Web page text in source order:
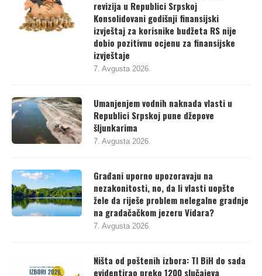
revizija u Republici Srpskoj
Konsolidovani godišnji finansijski
izvještaj za korisnike budžeta RS nije
dobio pozitivnu ocjenu za finansijske
izvještaje
7. Avgusta 2026.
Umanjenjem vodnih naknada vlasti u
Republici Srpskoj pune džepove
šljunkarima
7. Avgusta 2026.
Građani uporno upozoravaju na
nezakonitosti, no, da li vlasti uopšte
žele da riješe problem nelegalne gradnje
na gradačačkom jezeru Vidara?
7. Avgusta 2026.
Ništa od poštenih izbora: TI BiH do sada
evidentirao preko 1200 slučajeva